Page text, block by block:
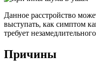
Данное расстройство
выступать, как симптом
требует
Причины